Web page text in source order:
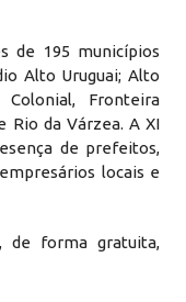
de 195 municípios
Alto Uruguai; Alto
Fronteira
Rio da Várzea. A XI
de prefeitos,
locais e
de forma gratuita,